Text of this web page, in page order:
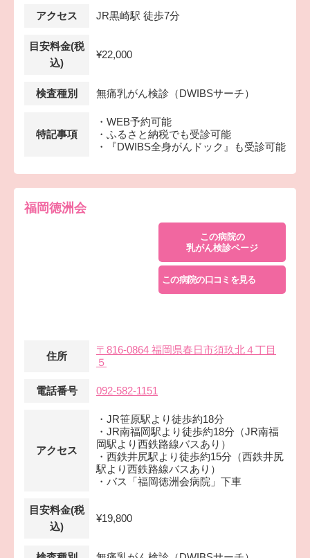
アクセス JR黒崎駅 徒歩7分
目安料金(税
込)
¥22,000
検査種別 無痛乳がん検診（DWIBSサーチ）
特記事項
・WEB予約可能
・ふるさと納税でも受診可能
・『DWIBS全身がんドック』も受診可能
福岡徳洲会
この病院の
乳がん検診ページ
この病院の口コミを見る
住所
〒816-0864 福岡県春日市須玖北４丁目
５
電話番号 092-582-1151
アクセス
・JR笹原駅より徒歩約18分
・JR南福岡駅より徒歩約18分（JR南福
岡駅より西鉄路線バスあり）
・西鉄井尻駅より徒歩約15分（西鉄井尻
駅より西鉄路線バスあり）
・バス「福岡徳洲会病院」下車
目安料金(税
込)
¥19,800